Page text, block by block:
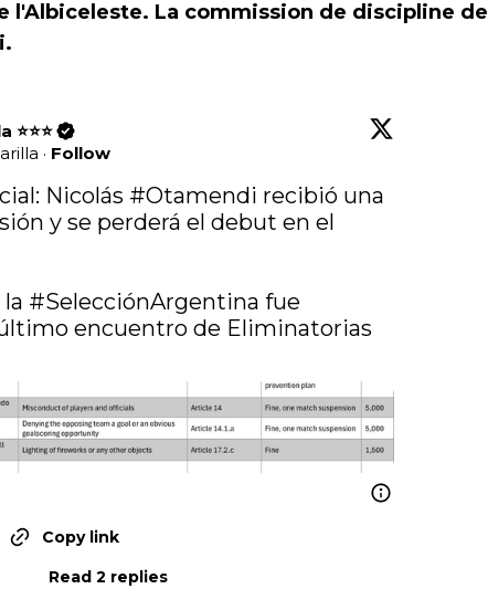
l'Albiceleste. La commission de discipline de
· Follow
Nicolás #Otamendi recibió una
#SelecciónArgentina fue
encuentro de Eliminatorias
Copy link
Read 2 replies